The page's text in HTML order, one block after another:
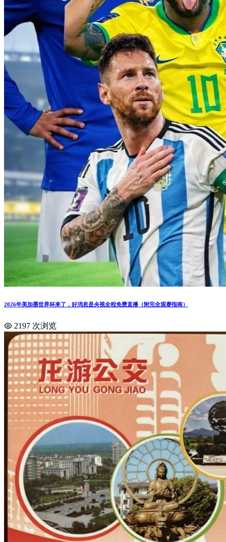
2026年美加墨世界杯来了，好消息是央视全程免费直播（附完全观赛指南）
2197 次浏览